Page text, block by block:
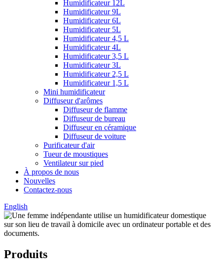
Humidificateur 12L
Humidificateur 9L
Humidificateur 6L
Humidificateur 5L
Humidificateur 4,5 L
Humidificateur 4L
Humidificateur 3,5 L
Humidificateur 3L
Humidificateur 2,5 L
Humidificateur 1,5 L
Mini humidificateur
Diffuseur d'arômes
Diffuseur de flamme
Diffuseur de bureau
Diffuseur en céramique
Diffuseur de voiture
Purificateur d'air
Tueur de moustiques
Ventilateur sur pied
À propos de nous
Nouvelles
Contactez-nous
English
Produits